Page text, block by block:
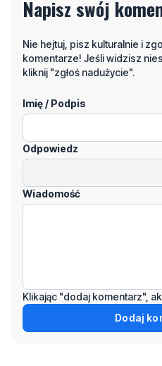
Napisz swój
Nie hejtuj, pisz kulturalnie i
komentarze! Jeśli widzisz
kliknij "zgłoś nadużycie".
Imię / Podpis
Odpowiedz
Wiadomość
Klikając "dodaj komentarz",
Dodaj